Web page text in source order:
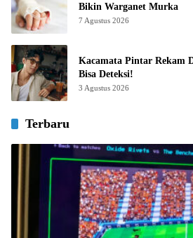
Bikin Warganet Murka
7 Agustus 2026
Kacamata Pintar Rekam
Bisa Deteksi!
3 Agustus 2026
Terbaru